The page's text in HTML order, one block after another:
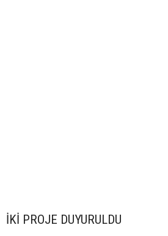
İKİ PROJE DUYURULDU